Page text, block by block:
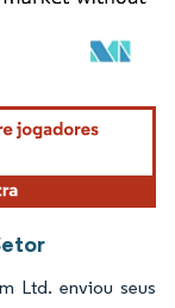
conforme CC BY 4.0.
Ltd. enviou seus